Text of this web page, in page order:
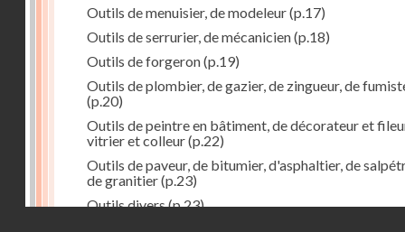
Outils de menuisier, de modeleur(p.17)
Outils de serrurier, de mécanicien(p.18)
Outils de forgeron(p.19)
Outils de plombier, de gazier, de zingueur, de
(p.20)
Outils de peintre en bâtiment, de décorateur et
vitrier et colleur(p.22)
Outils de paveur, de bitumier, d'asphaltier, de
de granitier(p.23)
Outils divers(p.23)